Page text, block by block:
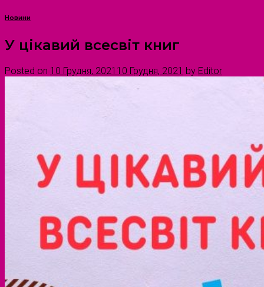
Новини
У цікавий всесвіт книг
Posted on 10 Грудня, 2021 10 Грудня, 2021 by Editor